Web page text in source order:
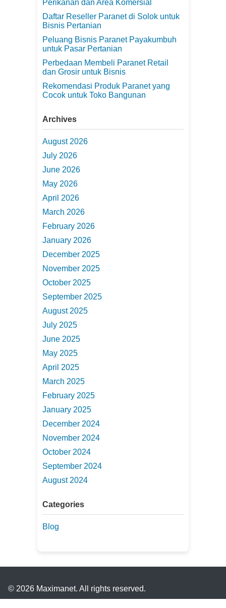
Perikanan dan Area Komersial
Daftar Reseller Paranet di Solok untuk
Bisnis Pertanian
Peluang Bisnis Paranet Payakumbuh
untuk Pasar Pertanian
Perbedaan Membeli Paranet Retail
dan Grosir untuk Bisnis
Rekomendasi Produk Paranet yang
Cocok untuk Toko Bangunan
Archives
August 2026
July 2026
June 2026
May 2026
April 2026
March 2026
February 2026
January 2026
December 2025
November 2025
October 2025
September 2025
August 2025
July 2025
June 2025
May 2025
April 2025
March 2025
February 2025
January 2025
December 2024
November 2024
October 2024
September 2024
August 2024
Categories
Blog
© 2026 Maximanet. All rights reserved.